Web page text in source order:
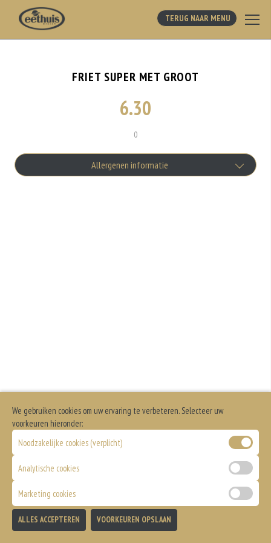
TERUG NAAR MENU
FRIET SUPER MET GROOT
6.30
0
Allergenen informatie
We gebruiken cookies om uw ervaring te verbeteren. Selecteer uw
voorkeuren hieronder:
Noodzakelijke cookies (verplicht)
Analytische cookies
Marketing cookies
ALLES ACCEPTEREN VOORKEUREN OPSLAAN